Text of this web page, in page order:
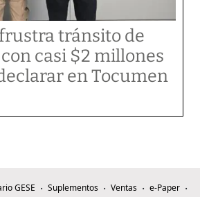
tránsito de
casi $2 millones
en Tocumen
GESE Suplementos Ventas
e-Paper